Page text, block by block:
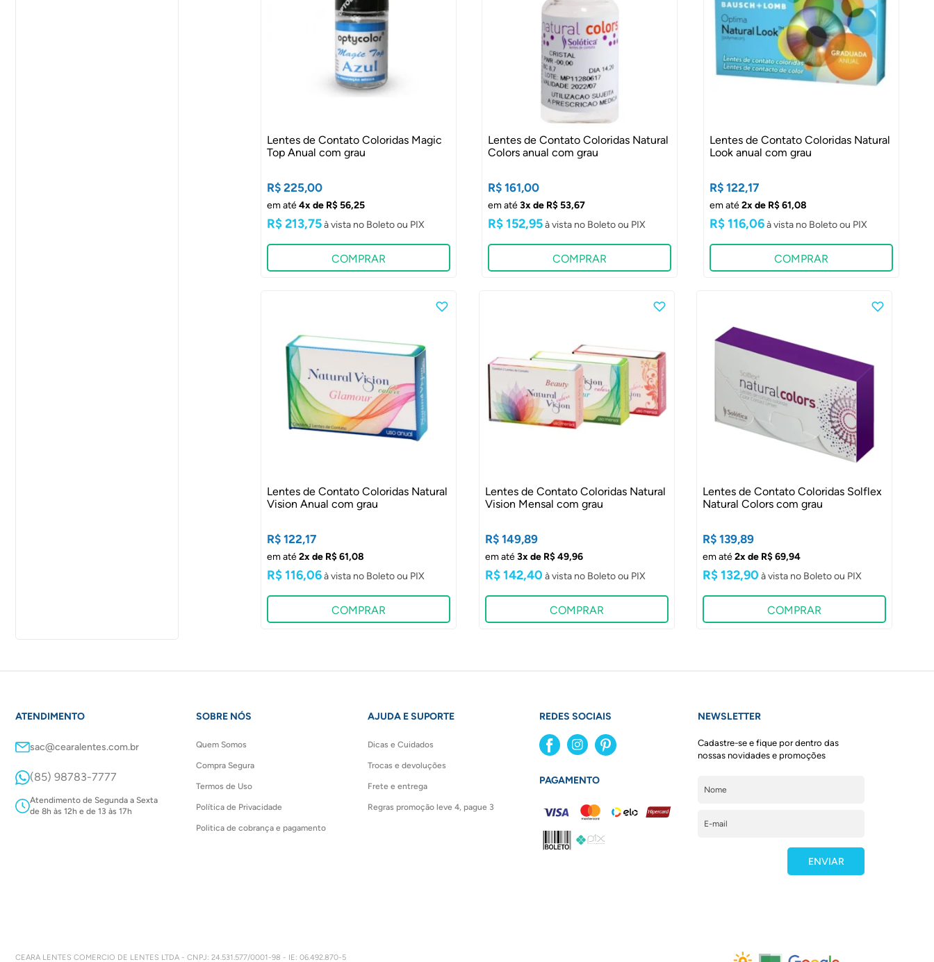
Lentes de Contato Coloridas Magic
Top Anual com grau
R$ 225,00
em até4x de R$ 56,25
R$ 213,75
COMPRAR
Lentes de Contato Coloridas Natural
Colors anual com grau
R$ 161,00
em até3x de R$ 53,67
R$ 152,95
COMPRAR
Lentes de Contato Coloridas Natural
Look anual com grau
R$ 122,17
em até2x de R$ 61,08
R$ 116,06
COMPRAR
Lentes de Contato Coloridas Natural
Vision Anual com grau
R$ 122,17
em até2x de R$ 61,08
R$ 116,06
COMPRAR
Lentes de Contato Coloridas Natural
Vision Mensal com grau
R$ 149,89
em até3x de R$ 49,96
R$ 142,40
COMPRAR
Lentes de Contato Coloridas Solflex
Natural Colors com grau
R$ 139,89
em até2x de R$ 69,94
R$ 132,90
COMPRAR
ATENDIMENTO
sac@cearalentes.com.br
(85) 98783-7777
Atendimento de Segunda a Sexta
de 8h às 12h e de 13 às 17h
SOBRE NÓS
Quem Somos
Compra Segura
Termos de Uso
Política de Privacidade
Politica de cobrança e pagamento
AJUDA E SUPORTE
Dicas e Cuidados
Trocas e devoluções
Frete e entrega
Regras promoção leve 4, pague 3
REDES SOCIAIS
PAGAMENTO
NEWSLETTER
Cadastre-se e fique por dentro das
nossas novidades e promoções
ENVIAR
CEARA LENTES COMERCIO DE LENTES LTDA - CNPJ: 24.531.577/0001-98 - IE: 06.492.870-5